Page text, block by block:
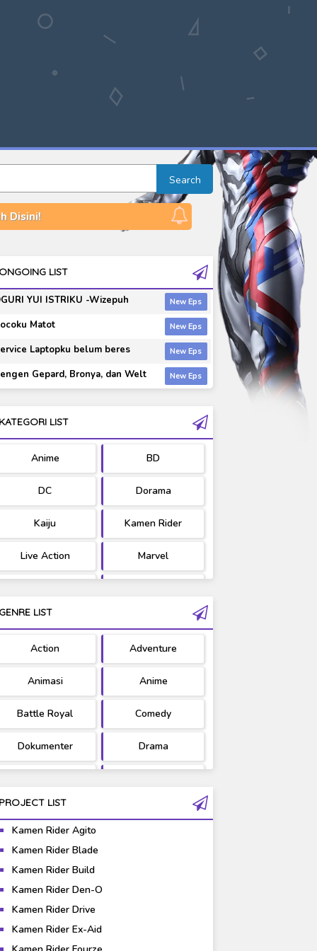
Search
Disini!
[MV] Hinatazaka46 -
ONGOING LIST
YUI ISTRIKU -Wizepuh
Matot
Laptopku belum beres
Gepard, Bronya, dan Welt
KATEGORI LIST
Anime BD
DC Dorama
Kaiju Kamen Rider
Live Action Marvel
Ultraman West Series
GENRE LIST
Action Adventure
Animasi Anime
Battle Royal Comedy
Dokumenter Drama
Kaiju
Music
Science Fiction
PROJECT LIST
Kamen Rider Agito
Kamen Rider Blade
Kamen Rider Build
Kamen Rider Den-O
Kamen Rider Drive
Kamen Rider Ex-Aid